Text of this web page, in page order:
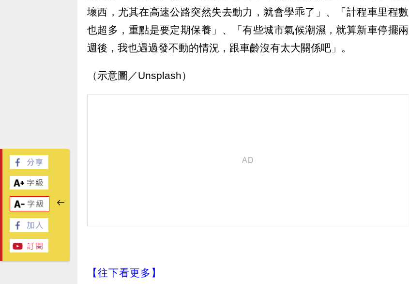
壞西，尤其在高速公路突然失去動力，就會學乖了」、「計程車里程數
也超多，重點是要定期保養」、「有些城市氣候潮濕，就算新車停擺兩
週後，我也遇過發不動的情況，跟車齡沒有太大關係吧」。
（示意圖／Unsplash）
【往下看更多】